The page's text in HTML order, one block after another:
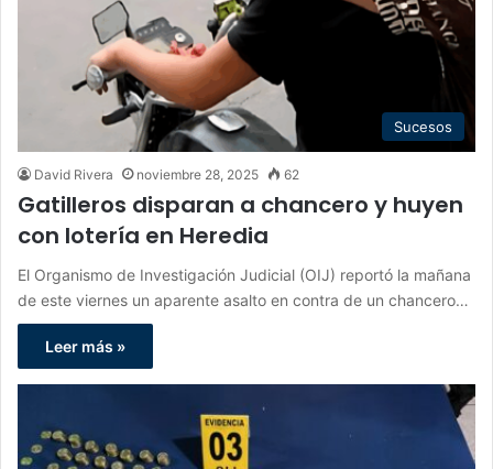
Sucesos
David Rivera noviembre 28, 2025 62
Gatilleros disparan a chancero y huyen
con lotería en Heredia
El Organismo de Investigación Judicial (OIJ) reportó la mañana
de este viernes un aparente asalto en contra de un chancero…
Leer más »